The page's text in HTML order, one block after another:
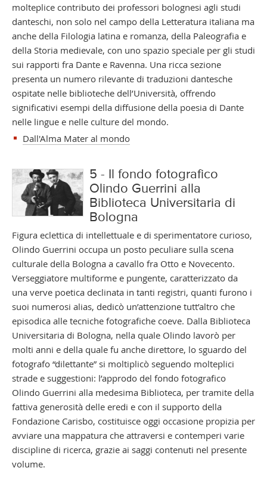
molteplice contributo dei professori bolognesi agli studi
danteschi, non solo nel campo della Letteratura italiana ma
anche della Filologia latina e romanza, della Paleografia e
della Storia medievale, con uno spazio speciale per gli studi
sui rapporti fra Dante e Ravenna. Una ricca sezione
presenta un numero rilevante di traduzioni dantesche
ospitate nelle biblioteche dell’Università, offrendo
significativi esempi della diffusione della poesia di Dante
nelle lingue e nelle culture del mondo.
Dall'Alma Mater al mondo
5 - Il fondo fotografico
Olindo Guerrini alla
Biblioteca Universitaria di
Bologna
Figura eclettica di intellettuale e di sperimentatore curioso,
Olindo Guerrini occupa un posto peculiare sulla scena
culturale della Bologna a cavallo fra Otto e Novecento.
Verseggiatore multiforme e pungente, caratterizzato da
una verve poetica declinata in tanti registri, quanti furono i
suoi numerosi alias, dedicò un’attenzione tutt’altro che
episodica alle tecniche fotografiche coeve. Dalla Biblioteca
Universitaria di Bologna, nella quale Olindo lavorò per
molti anni e della quale fu anche direttore, lo sguardo del
fotografo “dilettante” si moltiplicò seguendo molteplici
strade e suggestioni: l’approdo del fondo fotografico
Olindo Guerrini alla medesima Biblioteca, per tramite della
fattiva generosità delle eredi e con il supporto della
Fondazione Carisbo, costituisce oggi occasione propizia per
avviare una mappatura che attraversi e contemperi varie
discipline di ricerca, grazie ai saggi contenuti nel presente
volume.